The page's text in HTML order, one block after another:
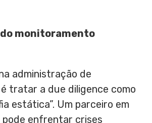
monitoramento
administração de
tratar a due diligence como
estática”. Um parceiro em
enfrentar crises